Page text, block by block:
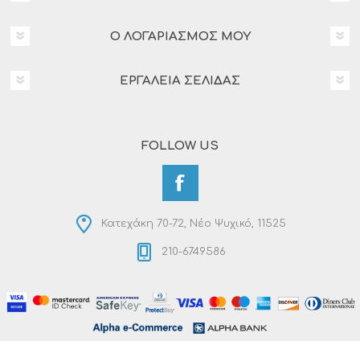
Ο ΛΟΓΑΡΙΑΣΜΌΣ ΜΟΥ
ΕΡΓΑΛΕΊΑ ΣΕΛΊΔΑΣ
FOLLOW US
Κατεχάκη 70-72, Νέο Ψυχικό, 11525
210-6749586